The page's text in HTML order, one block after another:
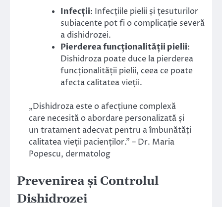
Infecții: Infecțiile pielii și țesuturilor
subiacente pot fi o complicație severă
a dishidrozei.
Pierderea funcționalității pielii:
Dishidroza poate duce la pierderea
funcționalității pielii, ceea ce poate
afecta calitatea vieții.
„Dishidroza este o afecțiune complexă
care necesită o abordare personalizată și
un tratament adecvat pentru a îmbunătăți
calitatea vieții pacienților.” – Dr. Maria
Popescu, dermatolog
Prevenirea și Controlul
Dishidrozei